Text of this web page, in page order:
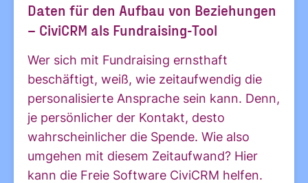
Daten für den Aufbau von Beziehungen
– CiviCRM als Fundraising-Tool
Wer sich mit Fundraising ernsthaft
beschäftigt, weiß, wie zeitaufwendig die
personalisierte Ansprache sein kann. Denn,
je persönlicher der Kontakt, desto
wahrscheinlicher die Spende. Wie also
umgehen mit diesem Zeitaufwand? Hier
kann die Freie Software CiviCRM helfen.